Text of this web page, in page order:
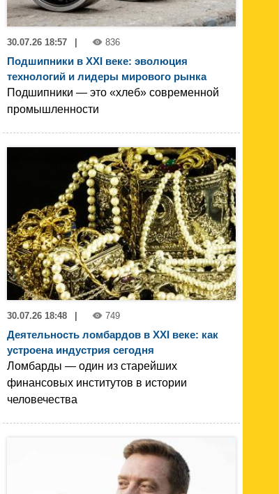
30.07.26 18:57 836
Подшипники в XXI веке: эволюция
технологий и лидеры мирового рынка
Подшипники — это «хлеб» современной
промышленности
30.07.26 18:48 749
Деятельность ломбардов в XXI веке: как
устроена индустрия сегодня
Ломбарды — один из старейших
финансовых институтов в истории
человечества